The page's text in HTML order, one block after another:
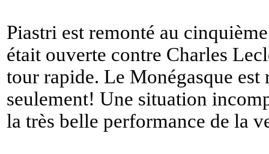
Piastri est remonté au
était ouverte contre Charles
tour rapide. Le Monégasque est
seulement! Une situation
la très belle performance de la